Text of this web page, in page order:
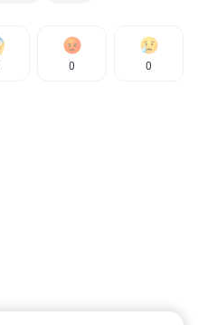
0 0